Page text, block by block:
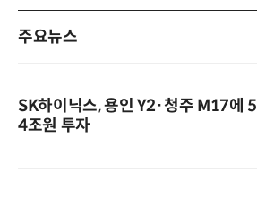
주요뉴스
SK하이닉스, 용인 Y2·청주 M17에 5
4조원 투자